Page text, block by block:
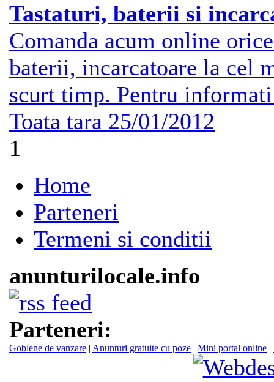
Tastaturi, baterii si
Comanda acum online
baterii, incarcatoare la cel
scurt timp. Pentru
Toata tara 25/01/2012
1
Home
Parteneri
Termeni si conditii
anunturilocale.info
Parteneri:
Goblene de vanzare | Anunturi gratuite cu poze | Mini portal online |